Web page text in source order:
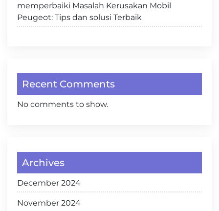
memperbaiki Masalah Kerusakan Mobil
Peugeot: Tips dan solusi Terbaik
Recent Comments
No comments to show.
Archives
December 2024
November 2024